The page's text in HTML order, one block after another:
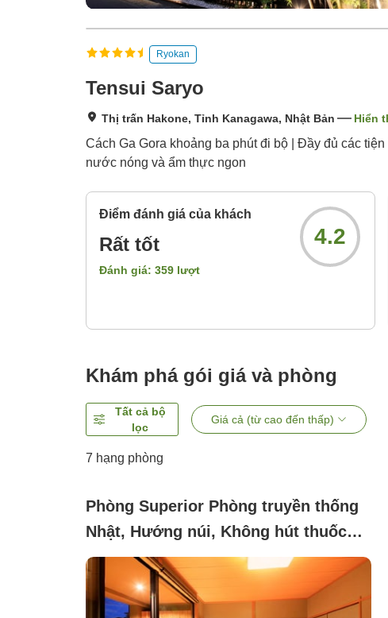
Ryokan
Tensui Saryo
Thị trấn Hakone, Tỉnh Kanagawa, Nhật Bản Hiển
Cách Ga Gora khoảng ba phút đi bộ | Đầy đủ các
nước nóng và ẩm thực ngon
Điểm đánh giá của khách
Rất tốt
Đánh giá: 359 lượt
4.2
Khám phá gói giá và phòng
Tất cả bộ
lọc
Giá cả (từ cao đến thấp)
7 hạng phòng
Phòng Superior Phòng truyền thống
Nhật, Hướng núi, Không hút thuốc
([Main Building] Japanese-style room
with open-air bath, 12 tatami (50㎡))